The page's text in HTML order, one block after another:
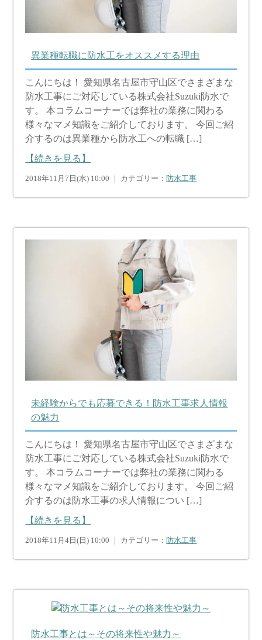
異業種転職に防水工をオススメする理由
こんにちは！ 愛知県名古屋市守山区でさまざまな
防水工事にご対応している株式会社Suzuki防水で
す。 本コラムコーナーでは弊社の業務に関わる
様々なマメ知識をご紹介しております。 今回ご紹
介するのは異業種から防水工への転職 […]
【続きを見る】
2018年11月7日(水) 10:00 ｜ カテゴリー： 防水工事
未経験からでも応募できる！防水工事求人情報
の魅力
こんにちは！ 愛知県名古屋市守山区でさまざまな
防水工事にご対応している株式会社Suzuki防水で
す。 本コラムコーナーでは弊社の業務に関わる
様々なマメ知識をご紹介しております。 今回ご紹
介するのは防水工事の求人情報につい […]
【続きを見る】
2018年11月4日(日) 10:00 ｜ カテゴリー： 防水工事
防水工事とは～その将来性や魅力～